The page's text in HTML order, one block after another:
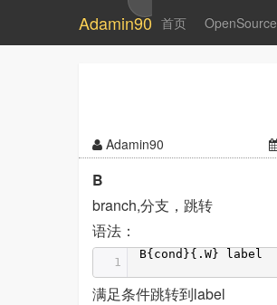
Adamin90 首页 OpenSource
Adamin90
B
branch,分支，跳转
语法：
1
B{cond}{.W} label
满足条件跳转到label